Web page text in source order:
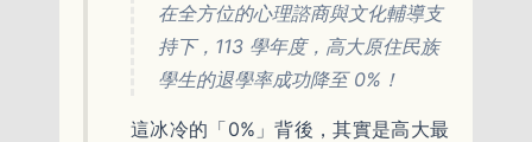
在全方位的心理諮商與文化輔導支
持下，113 學年度，高大原住民族
學生的退學率成功降至 0%！
這冰冷的「0%」背後，其實是高大最